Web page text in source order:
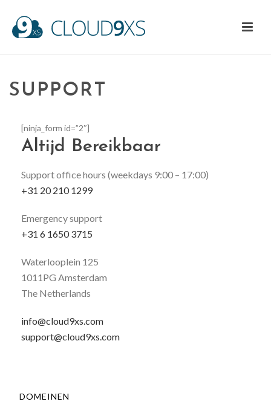
SUPPORT
[ninja_form id=”2″]
Altijd Bereikbaar
Support office hours (weekdays 9:00 – 17:00)
+31 20 210 1299
Emergency support
+31 6 1650 3715
Waterlooplein 125
1011PG Amsterdam
The Netherlands
info@cloud9xs.com
support@cloud9xs.com
DOMEINEN